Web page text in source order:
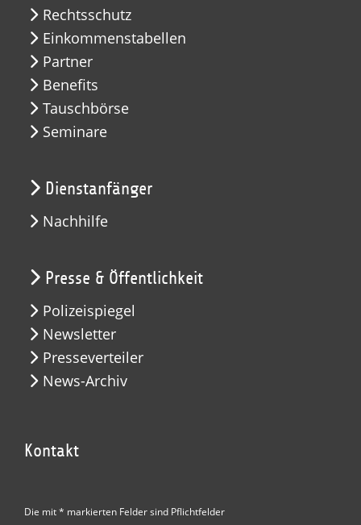
Rechtsschutz
Einkommenstabellen
Partner
Benefits
Tauschbörse
Seminare
Dienstanfänger
Nachhilfe
Presse & Öffentlichkeit
Polizeispiegel
Newsletter
Presseverteiler
News-Archiv
Kontakt
Die mit * markierten Felder sind Pflichtfelder